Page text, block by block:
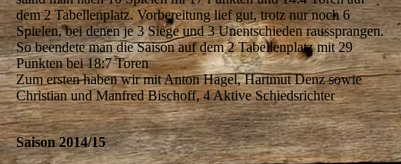
dem 2 Tabellenplatz. Vorbereitung lief gut, trotz nur noch 6
Spielen, bei denen je 3 Siege und 3 Unentschieden raussprangen.
So beendete man die Saison auf dem 2 Tabellenplatz mit 29
Punkten bei 18:7 Toren
Zum ersten haben wir mit Anton Hagel, Hartmut Denz sowie
Christian und Manfred Bischoff, 4 Aktive Schiedsrichter
Saison 2014/15